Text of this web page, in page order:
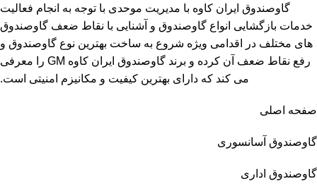
گاوصندوق ایران کاوه با مدیریت موحدی با توجه به انجام فعالیت
خدمات بازگشایی انواع گاوصندوق و آشنایی با نقاط ضعف گاوصندوق
های مختلف در اقدامی ویژه شروع به ساخت بهترین نوع گاوصندوق و
رفع نقاط ضعف آن کرده و برند گاوصندوق ایران کاوه GM را معرفی
می کند که دارای بهترین کیفیت و مکانیزم امنیتی است.
صفحه اصلی
گاوصندوق آسانسوری
گاوصندوق اداری